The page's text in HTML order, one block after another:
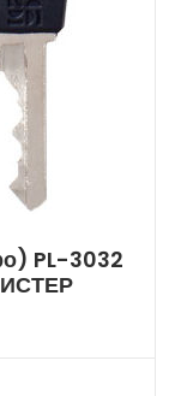
PL-3032